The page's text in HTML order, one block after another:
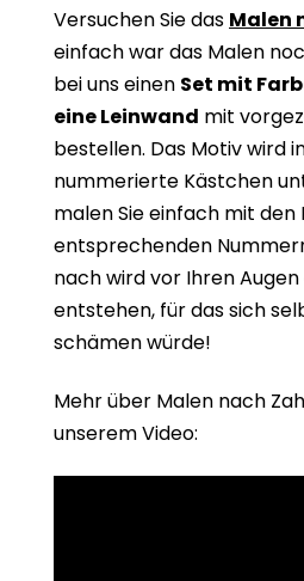
Versuchen Sie das Malen
einfach war das Malen
bei uns einen Set mit
eine Leinwand mit
bestellen. Das Motiv wird
nummerierte Kästchen
malen Sie einfach mit
entsprechenden
nach wird vor Ihren
entstehen, für das sich
schämen würde!
Mehr über Malen nach
unserem Video: